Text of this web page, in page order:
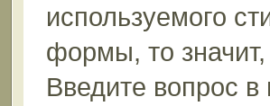
используемого
формы, то
Введите вопрос